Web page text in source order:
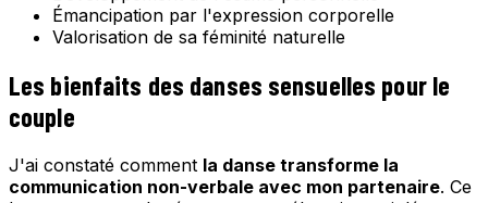
Émancipation par l'expression corporelle
Valorisation de sa féminité naturelle
Les bienfaits des danses sensuelles pour le
couple
J'ai constaté comment la danse transforme la
communication non-verbale avec mon partenaire. Ce